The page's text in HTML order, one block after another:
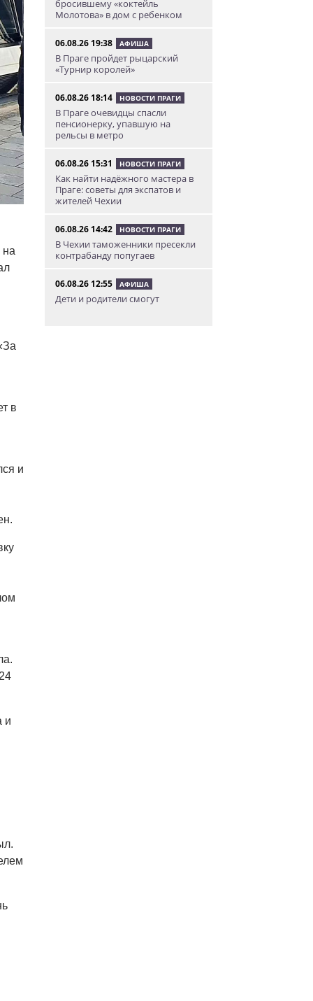
на
в
и
и
бросившему «коктейль
Молотова» в дом с ребенком
06.08.26 19:38 АФИША
В Праге пройдет рыцарский
«Турнир королей»
06.08.26 18:14 НОВОСТИ ПРАГИ
В Праге очевидцы спасли
пенсионерку, упавшую на
рельсы в метро
06.08.26 15:31 НОВОСТИ ПРАГИ
Как найти надёжного мастера в
Праге: советы для экспатов и
жителей Чехии
06.08.26 14:42 НОВОСТИ ПРАГИ
В Чехии таможенники пресекли
контрабанду попугаев
06.08.26 12:55 АФИША
Дети и родители смогут